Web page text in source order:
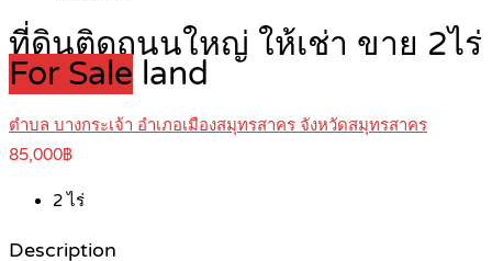
ที่ดินติดถนนใหญ่ ให้เช่า ขาย 2ไ
For Sale land
ตำบล บางกระเจ้า อำเภอเมืองสมุทรสาคร จังหวัดสมุทรสาคร
85,000฿
2ไร่
Description